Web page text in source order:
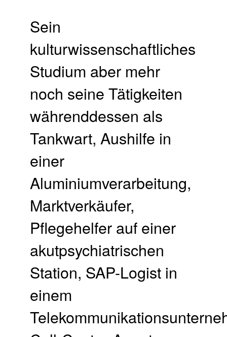
Sein
kulturwissenschaftliches
Studium aber mehr
noch seine Tätigkeiten
währenddessen als
Tankwart, Aushilfe in
einer
Aluminiumverarbeitung,
Marktverkäufer,
Pflegehelfer auf einer
akutpsychiatrischen
Station, SAP-Logist in
einem